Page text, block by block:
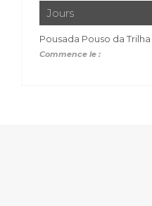
Jours
Pousada Pouso da Trilha
Commence le :